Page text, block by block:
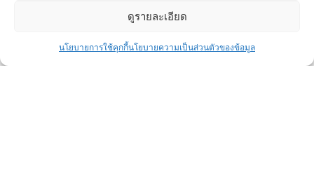
ดูรายละเอียด
นโยบายการใช้คุกกี้นโยบายความเป็นส่วนตัวของข้อมูล
Photographer & Cinema Team
eventallthofficial.com